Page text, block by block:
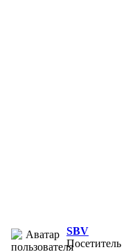
SBV
Посетитель